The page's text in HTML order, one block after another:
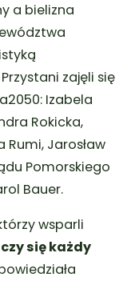
a bielizna
zajęli się
Izabela
Rokicka,
Jarosław
Pomorskiego
Bauer.
wsparli
się każdy